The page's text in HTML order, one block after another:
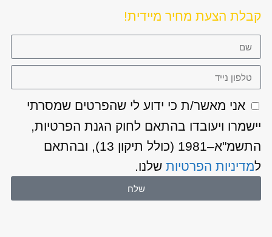
קבלת הצעת מחיר מיידית!
אני מאשר/ת כי ידוע לי שהפרטים שמסרתי
יישמרו ויעובדו בהתאם לחוק הגנת הפרטיות,
התשמ"א–1981 (כולל תיקון 13), ובהתאם
למדיניות הפרטיותשלנו.
שלח